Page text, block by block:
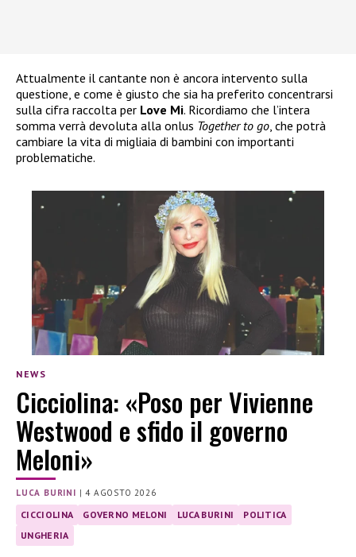
Attualmente il cantante non è ancora intervento sulla
questione, e come è giusto che sia ha preferito concentrarsi
sulla cifra raccolta per Love Mi. Ricordiamo che l’intera
somma verrà devoluta alla onlus Together to go, che potrà
cambiare la vita di migliaia di bambini con importanti
problematiche.
NEWS
Cicciolina: «Poso per Vivienne
Westwood e sfido il governo
Meloni»
LUCA BURINI |4 AGOSTO 2026
CICCIOLINA GOVERNO MELONI LUCA BURINI
POLITICA
UNGHERIA